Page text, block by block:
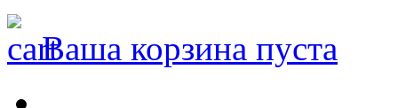
Ваша корзина пуста